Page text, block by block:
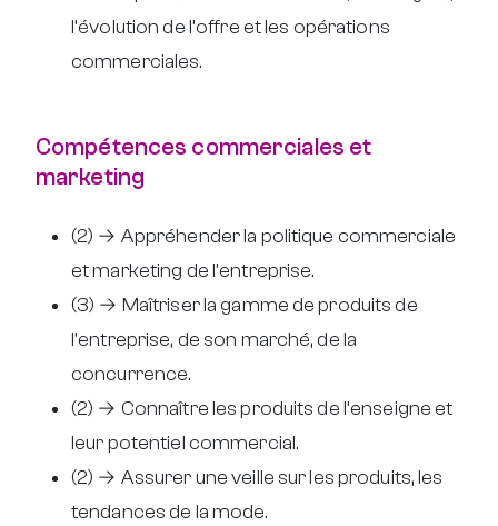
l’évolution de l’offre et les opérations
commerciales.
Compétences commerciales et
marketing
(2) → Appréhender la politique commerciale
et marketing de l’entreprise.
(3) → Maîtriser la gamme de produits de
l’entreprise, de son marché, de la
concurrence.
(2) → Connaître les produits de l’enseigne et
leur potentiel commercial.
(2) → Assurer une veille sur les produits, les
tendances de la mode.